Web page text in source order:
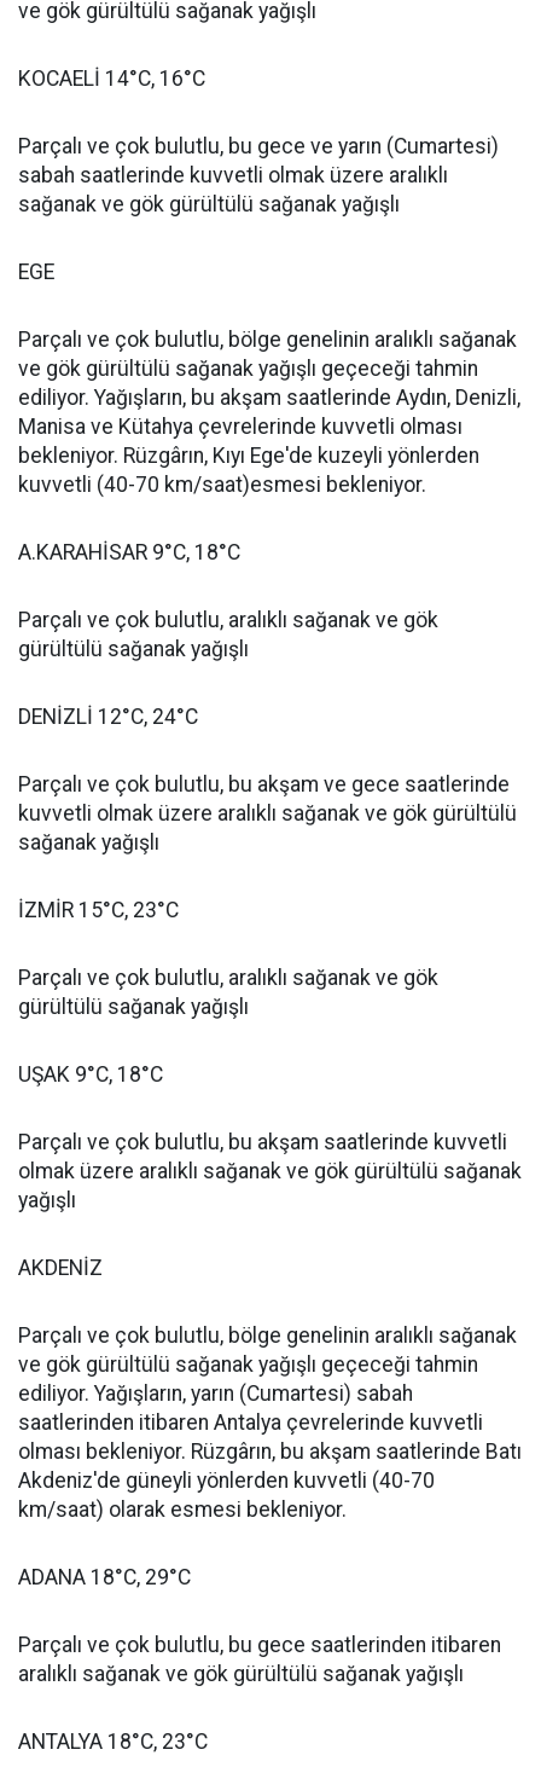
ve gök gürültülü sağanak yağışlı
KOCAELİ 14°C, 16°C
Parçalı ve çok bulutlu, bu gece ve yarın (Cumartesi)
sabah saatlerinde kuvvetli olmak üzere aralıklı
sağanak ve gök gürültülü sağanak yağışlı
EGE
Parçalı ve çok bulutlu, bölge genelinin aralıklı sağanak
ve gök gürültülü sağanak yağışlı geçeceği tahmin
ediliyor. Yağışların, bu akşam saatlerinde Aydın, Denizli,
Manisa ve Kütahya çevrelerinde kuvvetli olması
bekleniyor. Rüzgârın, Kıyı Ege'de kuzeyli yönlerden
kuvvetli (40-70 km/saat)esmesi bekleniyor.
A.KARAHİSAR 9°C, 18°C
Parçalı ve çok bulutlu, aralıklı sağanak ve gök
gürültülü sağanak yağışlı
DENİZLİ 12°C, 24°C
Parçalı ve çok bulutlu, bu akşam ve gece saatlerinde
kuvvetli olmak üzere aralıklı sağanak ve gök gürültülü
sağanak yağışlı
İZMİR 15°C, 23°C
Parçalı ve çok bulutlu, aralıklı sağanak ve gök
gürültülü sağanak yağışlı
UŞAK 9°C, 18°C
Parçalı ve çok bulutlu, bu akşam saatlerinde kuvvetli
olmak üzere aralıklı sağanak ve gök gürültülü sağanak
yağışlı
AKDENİZ
Parçalı ve çok bulutlu, bölge genelinin aralıklı sağanak
ve gök gürültülü sağanak yağışlı geçeceği tahmin
ediliyor. Yağışların, yarın (Cumartesi) sabah
saatlerinden itibaren Antalya çevrelerinde kuvvetli
olması bekleniyor. Rüzgârın, bu akşam saatlerinde Batı
Akdeniz'de güneyli yönlerden kuvvetli (40-70
km/saat) olarak esmesi bekleniyor.
ADANA 18°C, 29°C
Parçalı ve çok bulutlu, bu gece saatlerinden itibaren
aralıklı sağanak ve gök gürültülü sağanak yağışlı
ANTALYA 18°C, 23°C